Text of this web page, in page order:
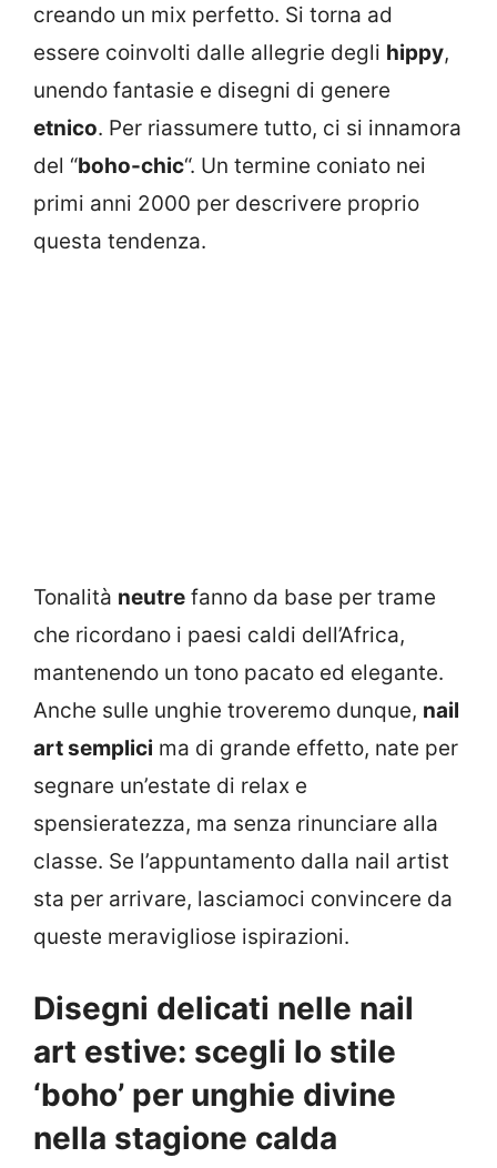
creando un mix perfetto. Si torna ad
essere coinvolti dalle allegrie degli hippy,
unendo fantasie e disegni di genere
etnico. Per riassumere tutto, ci si innamora
del “boho-chic“. Un termine coniato nei
primi anni 2000 per descrivere proprio
questa tendenza.
Tonalità neutre fanno da base per trame
che ricordano i paesi caldi dell’Africa,
mantenendo un tono pacato ed elegante.
Anche sulle unghie troveremo dunque, nail
art semplici ma di grande effetto, nate per
segnare un’estate di relax e
spensieratezza, ma senza rinunciare alla
classe. Se l’appuntamento dalla nail artist
sta per arrivare, lasciamoci convincere da
queste meravigliose ispirazioni.
Disegni delicati nelle nail
art estive: scegli lo stile
‘boho’ per unghie divine
nella stagione calda